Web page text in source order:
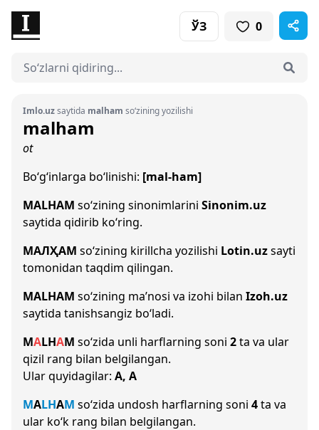
ЎЗ 0
Imlo.uzsaytida malham so‘zining yozilishi
malham
ot
Bo‘g‘inlarga bo‘linishi: [mal-ham]
MALHAM so‘zining sinonimlarini Sinonim.uz
saytida qidirib ko‘ring.
МАЛҲАМ so‘zining kirillcha yozilishi Lotin.uzsayti
tomonidan taqdim qilingan.
MALHAM so‘zining ma’nosi va izohi bilan Izoh.uz
saytida tanishsangiz bo‘ladi.
MALHAM so‘zida unli harflarning soni 2ta va ular
qizil rang bilan belgilangan.
Ular quyidagilar: A, A
MALHAM so‘zida undosh harflarning soni 4ta va
ular ko‘k rang bilan belgilangan.